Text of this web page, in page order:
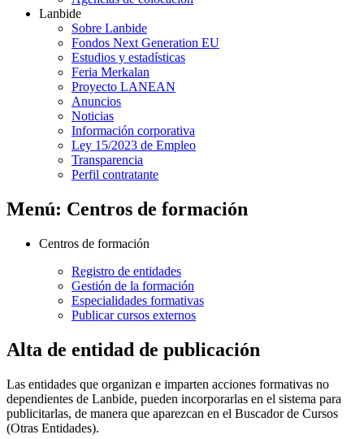
Lanbide
Sobre Lanbide
Fondos Next Generation EU
Estudios y estadísticas
Feria Merkalan
Proyecto LANEAN
Anuncios
Noticias
Información corporativa
Ley 15/2023 de Empleo
Transparencia
Perfil contratante
Menú: Centros de formación
Centros de formación
Registro de entidades
Gestión de la formación
Especialidades formativas
Publicar cursos externos
Alta de entidad de publicación
Las entidades que organizan e imparten acciones formativas no
dependientes de Lanbide, pueden incorporarlas en el sistema para
publicitarlas, de manera que aparezcan en el Buscador de Cursos
(Otras Entidades).